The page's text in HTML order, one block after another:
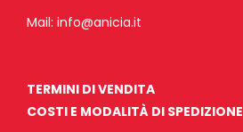
Mail: info@anicia.it
TERMINI DI VENDITA
COSTI E MODALITÀ DI SPEDIZIONE